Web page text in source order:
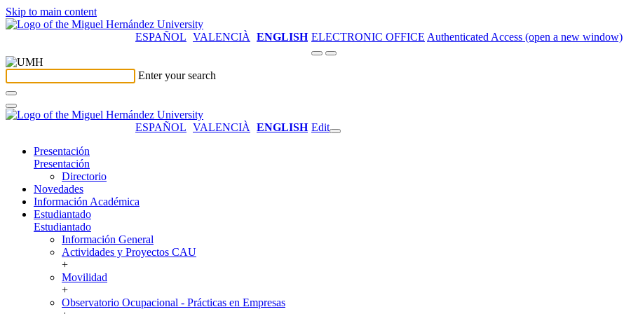
Skip to main content
ESPAÑOL VALENCIÀ ENGLISH ELECTRONIC OFFICE Authenticated Access (open a new window)
Enter your search
ESPAÑOL VALENCIÀ ENGLISH Edit
Presentación
Presentación
Directorio
Novedades
Información Académica
Estudiantado
Estudiantado
Información General
Actividades y Proyectos CAU
+
Movilidad
+
Observatorio Ocupacional - Prácticas en Empresas